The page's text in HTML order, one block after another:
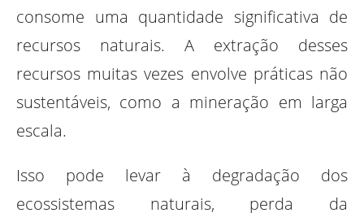
consome uma quantidade significativa de
recursos naturais. A extração desses
recursos muitas vezes envolve práticas não
sustentáveis, como a mineração em larga
escala.
Isso pode levar à degradação dos
ecossistemas naturais, perda da